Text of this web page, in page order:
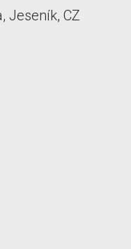
Jeseník, CZ